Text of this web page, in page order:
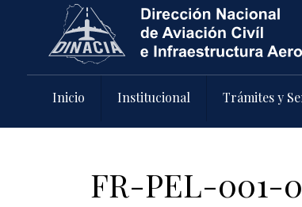
Pasar al contenido principal
Inicio Institucional Trámites y
FR-PEL-001-